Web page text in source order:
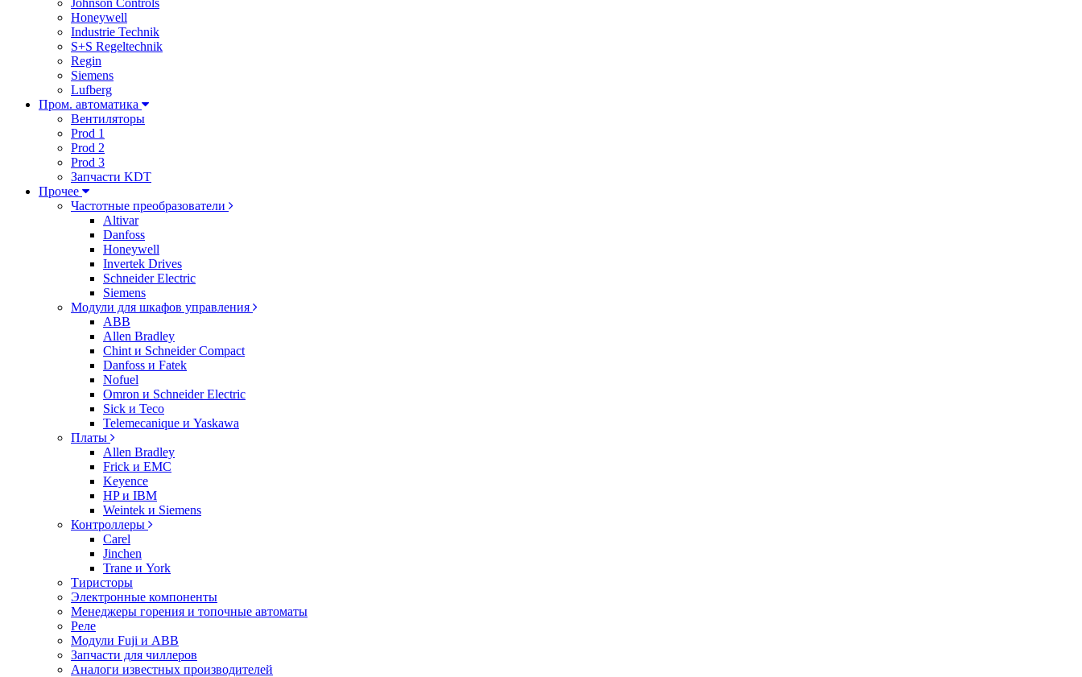
Johnson Controls
Honeywell
Industrie Technik
S+S Regeltechnik
Regin
Siemens
Lufberg
Пром. автоматика
Вентиляторы
Prod 1
Prod 2
Prod 3
Запчасти KDT
Прочее
Частотные преобразователи
Altivar
Danfoss
Honeywell
Invertek Drives
Schneider Electric
Siemens
Модули для шкафов управления
ABB
Allen Bradley
Chint и Schneider Compact
Danfoss и Fatek
Nofuel
Omron и Schneider Electric
Sick и Teco
Telemecanique и Yaskawa
Платы
Allen Bradley
Frick и EMC
Keyence
HP и IBM
Weintek и Siemens
Контроллеры
Carel
Jinchen
Trane и York
Тиристоры
Электронные компоненты
Менеджеры горения и топочные автоматы
Реле
Модули Fuji и ABB
Запчасти для чиллеров
Аналоги известных производителей